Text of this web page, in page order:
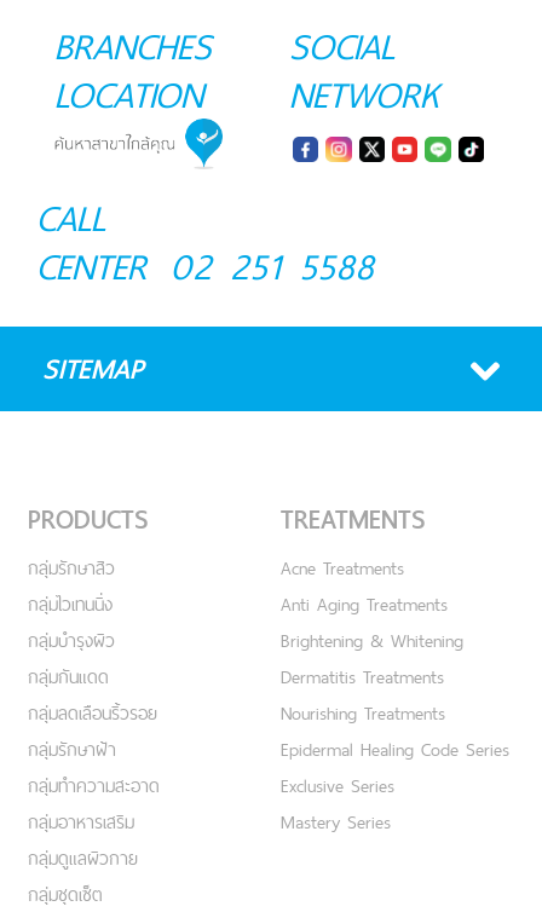
BRANCHES
LOCATION
SOCIAL
NETWORK
CALL
CENTER 02 251 5588
SITEMAP
PRODUCTS
กลุ่มรักษาสิว
กลุ่มไวเทนนิ่ง
กลุ่มบำรุงผิว
กลุ่มกันแดด
กลุ่มลดเลือนริ้วรอย
กลุ่มรักษาฝ้า
กลุ่มทำความสะอาด
กลุ่มอาหารเสริม
กลุ่มดูแลผิวกาย
กลุ่มชุดเซ็ต
TREATMENTS
Acne Treatments
Anti Aging Treatments
Brightening & Whitening
Dermatitis Treatments
Nourishing Treatments
Epidermal Healing Code Series
Exclusive Series
Mastery Series